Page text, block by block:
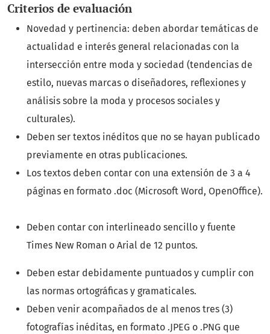
Criterios de evaluación
Novedad y pertinencia: deben abordar temáticas de
actualidad e interés general relacionadas con la
intersección entre moda y sociedad (tendencias de
estilo, nuevas marcas o diseñadores, reflexiones y
análisis sobre la moda y procesos sociales y
culturales).
Deben ser textos inéditos que no se hayan publicado
previamente en otras publicaciones.
Los textos deben contar con una extensión de 3 a 4
páginas en formato .doc (Microsoft Word, OpenOffice).
Deben contar con interlineado sencillo y fuente
Times New Roman o Arial de 12 puntos.
Deben estar debidamente puntuados y cumplir con
las normas ortográficas y gramaticales.
Deben venir acompañados de al menos tres (3)
fotografías inéditas, en formato .JPEG o .PNG que